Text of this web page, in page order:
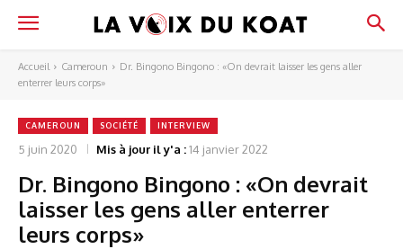
Accueil Cameroun
Dr. Bingono Bingono : «On devrait laisser les gens aller
enterrer leurs corps»
CAMEROUN SOCIÉTÉ INTERVIEW
5 juin 2020 Mis à jour il y'a :14 janvier 2022
Dr. Bingono Bingono : «On devrait
laisser les gens aller enterrer
leurs corps»